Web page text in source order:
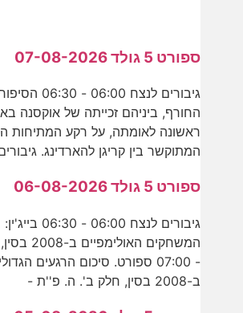
ספורט 5 גולד 07-08-2026
גיבורים
החורף, ביניהם זכייתה של אוקסנה
ראשונה לאומתה, על רקע המתיחות
המתוקשר בין קריגן להארדינג. גיבורים
ספורט 5 גולד 06-08-2026
גיבורים
- 07:00 ספורט. סיכום הרגעים
ב-2008 בסין, חלק ב'. ה. פ''ת -